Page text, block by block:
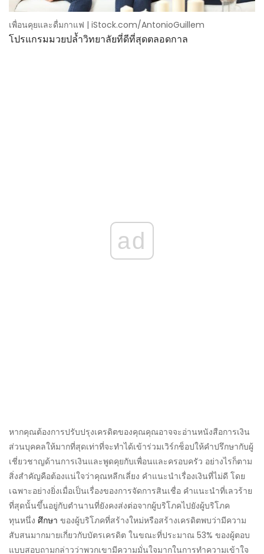
เพื่อนคุยและดื่มกาแฟ | iStock.com/AntonioGuillem
โปรแกรมมวยปล้ำวิทยาลัยที่ดีที่สุดตลอดกาล
ad
หากคุณต้องการปรับปรุงเครดิตของคุณคุณอาจจะอ่านหนังสือการเงิน
ส่วนบุคคลให้มากที่สุดเท่าที่จะทำได้เข้าร่วมเวิร์กช็อปให้คำปรึกษากับผู้
เชี่ยวชาญด้านการเงินและพูดคุยกับเพื่อนและครอบครัว อย่างไรก็ตาม
สิ่งสำคัญคือต้องแน่ใจว่าคุณหลีกเลี่ยง คำแนะนำเรื่องเงินที่ไม่ดี โดย
เฉพาะอย่างยิ่งเมื่อเป็นเรื่องของการจัดการสินเชื่อ คำแนะนำที่เลวร้าย
ที่สุดนั้นขึ้นอยู่กับตำนานที่ยังคงส่งต่อจากผู้บริโภคไปยังผู้บริโภค
ทุนหนึ่ง ศึกษา ของผู้บริโภคที่สร้างใหม่หรือสร้างเครดิตพบว่ามีความ
สับสนมากมายเกี่ยวกับบัตรเครดิต ในขณะที่ประมาณ 53% ของผู้ตอบ
แบบสอบถามกล่าวว่าพวกเขามีความมั่นใจมากในการทำความเข้าใจ